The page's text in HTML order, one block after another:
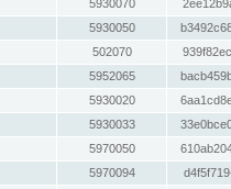
5930070
5930050
502070
5952065
5930020
5930033
5970050
5970094